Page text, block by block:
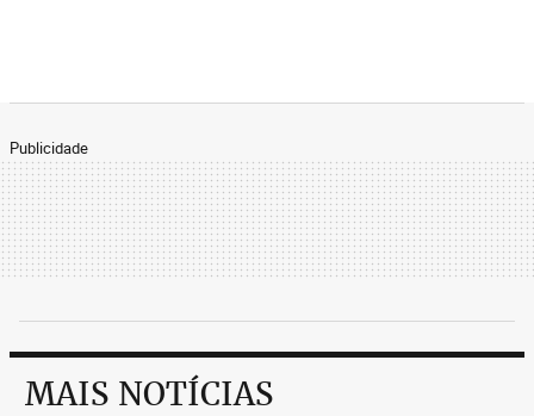
corresponde ao mapa dos votos
que Marine Le Pen recebe nas
eleições nacionais francesas
desde quando passou a
concorrer em 2012"
Publicidade
MAIS NOTÍCIAS